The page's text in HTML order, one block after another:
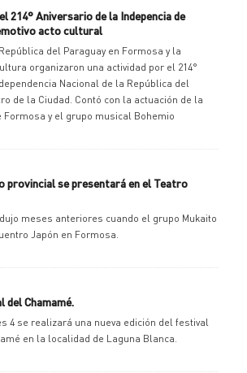
214° Aniversario de la Indepencia de
acto cultural
del Paraguay en Formosa y la
organizaron una actividad por el 214°
Nacional de la República del
de la Ciudad. Contó con la actuación de la
y el grupo musical Bohemio
se presentará en el Teatro
meses anteriores cuando el grupo Mukaito
Japón en Formosa.
Chamamé.
4 se realizará una nueva edición del festival
en la localidad de Laguna Blanca.